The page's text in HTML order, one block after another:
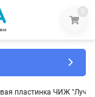
0
пластинка ЧИЖ